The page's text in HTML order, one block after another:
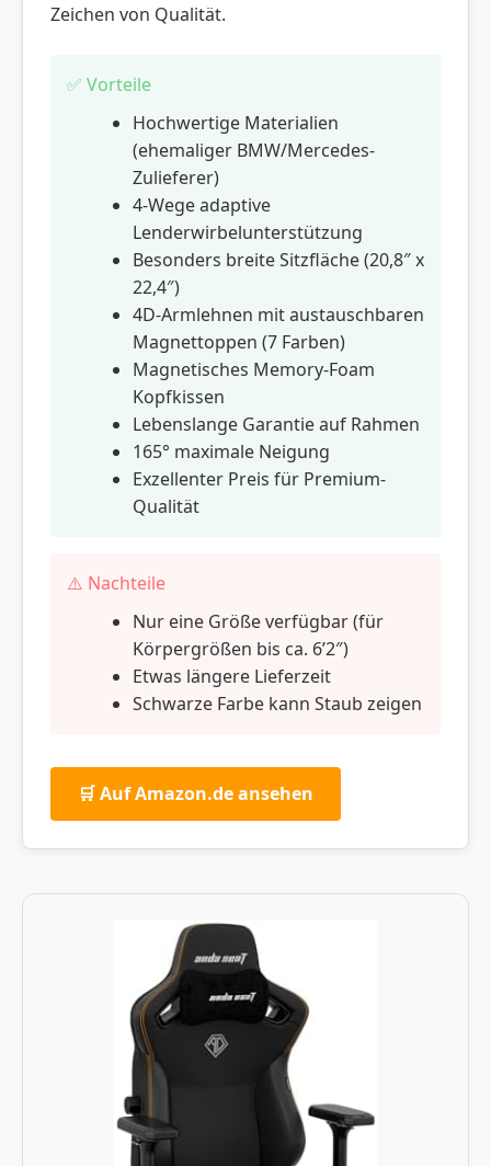
Zeichen von Qualität.
✅ Vorteile
Hochwertige Materialien
(ehemaliger BMW/Mercedes-
Zulieferer)
4-Wege adaptive
Lenderwirbelunterstützung
Besonders breite Sitzfläche (20,8″ x
22,4″)
4D-Armlehnen mit austauschbaren
Magnettoppen (7 Farben)
Magnetisches Memory-Foam
Kopfkissen
Lebenslange Garantie auf Rahmen
165° maximale Neigung
Exzellenter Preis für Premium-
Qualität
⚠️ Nachteile
Nur eine Größe verfügbar (für
Körpergrößen bis ca. 6’2″)
Etwas längere Lieferzeit
Schwarze Farbe kann Staub zeigen
🛒 Auf Amazon.de ansehen